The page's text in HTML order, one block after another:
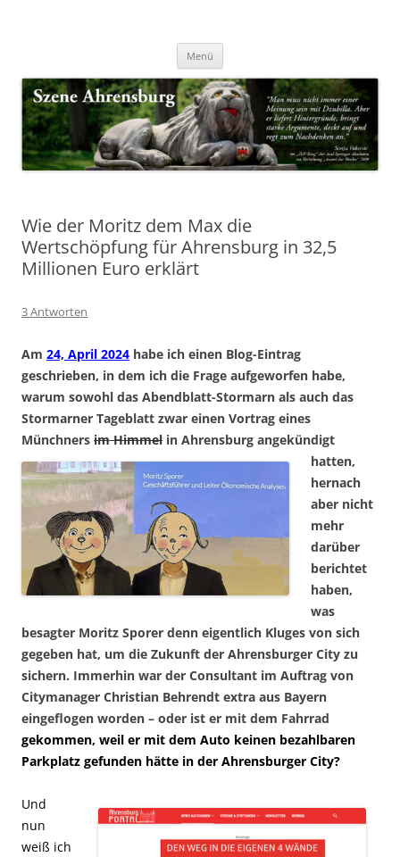
Szene Ahrensburg
Menü
Wie der Moritz dem Max die
Wertschöpfung für Ahrensburg in 32,5
Millionen Euro erklärt
3 Antworten
Am 24, April 2024 habe ich einen Blog-Eintrag
geschrieben, in dem ich die Frage aufgeworfen habe,
warum sowohl das Abendblatt-Stormarn als auch das
Stormarner Tageblatt zwar einen Vortrag eines
Münchners im Himmel in Ahrensburg angekündigt
hatten,
hernach
aber nicht
mehr
darüber
berichtet
haben,
was
besagter Moritz Sporer denn eigentlich Kluges von sich
gegeben hat, um die Zukunft der Ahrensburger City zu
sichern. Immerhin war der Consultant im Auftrag von
Citymanager Christian Behrendt extra aus Bayern
eingeflogen worden – oder ist er mit dem Fahrrad
gekommen, weil er mit dem Auto keinen bezahlbaren
Parkplatz gefunden hätte in der Ahrensburger City?
Und
nun
weiß ich